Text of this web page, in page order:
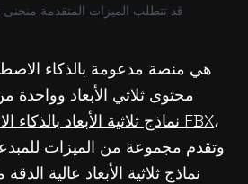
قد تتطلب الميزات المتقدمة منحنى
محتوى ثلاثي الأبعاد وواحدة
نماذج ثلاثية الأبعاد بالذكاء الاصطناعي من نص إلى FBX،
وتقدم مجموعة من الميزات
نماذج ثلاثية الأبعاد عالية